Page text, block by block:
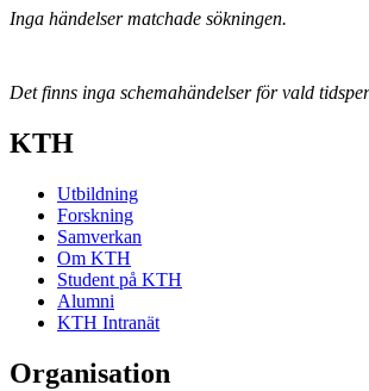
Inga händelser matchade sökningen.
Det finns inga schemahändelser för vald
KTH
Utbildning
Forskning
Samverkan
Om KTH
Student på KTH
Alumni
KTH Intranät
Organisation